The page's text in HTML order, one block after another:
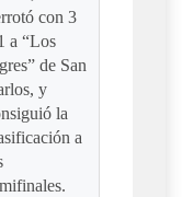
con 3
a “Los
de San
y
la
a